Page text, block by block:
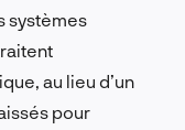
systèmes
au lieu d’un
pour